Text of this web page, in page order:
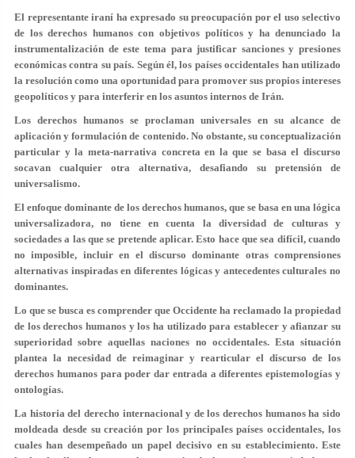
El representante iraní ha expresado su preocupación por el uso selectivo
de los derechos humanos con objetivos políticos y ha denunciado la
instrumentalización de este tema para justificar sanciones y presiones
económicas contra su país. Según él, los países occidentales han utilizado
la resolución como una oportunidad para promover sus propios intereses
geopolíticos y para interferir en los asuntos internos de Irán.
Los derechos humanos se proclaman universales en su alcance de
aplicación y formulación de contenido. No obstante, su conceptualización
particular y la meta-narrativa concreta en la que se basa el discurso
socavan cualquier otra alternativa, desafiando su pretensión de
universalismo.
El enfoque dominante de los derechos humanos, que se basa en una lógica
universalizadora, no tiene en cuenta la diversidad de culturas y
sociedades a las que se pretende aplicar. Esto hace que sea difícil, cuando
no imposible, incluir en el discurso dominante otras comprensiones
alternativas inspiradas en diferentes lógicas y antecedentes culturales no
dominantes.
Lo que se busca es comprender que Occidente ha reclamado la propiedad
de los derechos humanos y los ha utilizado para establecer y afianzar su
superioridad sobre aquellas naciones no occidentales. Esta situación
plantea la necesidad de reimaginar y rearticular el discurso de los
derechos humanos para poder dar entrada a diferentes epistemologías y
ontologías.
La historia del derecho internacional y de los derechos humanos ha sido
moldeada desde su creación por los principales países occidentales, los
cuales han desempeñado un papel decisivo en su establecimiento. Este